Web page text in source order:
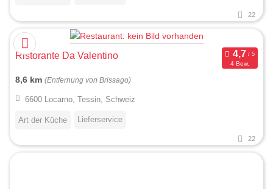
22
Ristorante Da Valentino
4 Bew.
8,6 km (Entfernung von Brissago)
6600 Locarno, Tessin, Schweiz
Art der Küche Lieferservice
22